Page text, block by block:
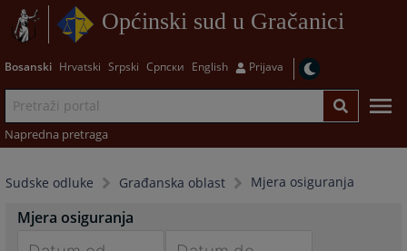
Općinski sud u Gračanici
Bosanski Hrvatski Srpski Српски English Prijava
Napredna pretraga
Sudske odluke Građanska oblast Mjera osiguranja
Mjera osiguranja